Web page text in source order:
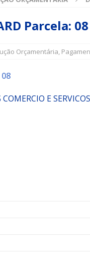
Belo Gazineu apresenta
propõe criação do
Parcela: 08
Orçamentária,
E SERVICOS